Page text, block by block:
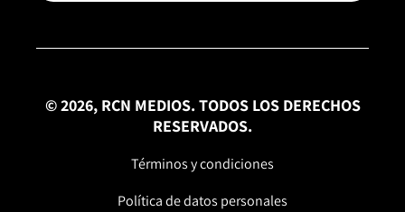
© 2026, RCN MEDIOS. TODOS LOS DERECHOS
RESERVADOS.
Términos y condiciones
Política de datos personales